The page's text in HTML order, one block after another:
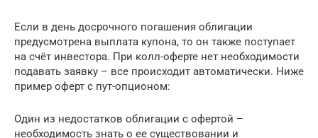
Если в день досрочного погашения облигации
предусмотрена выплата купона, то он также поступает
на счёт инвестора. При колл-оферте нет необходимости
подавать заявку – все происходит автоматически. Ниже
пример оферт с пут-опционом:
Один из недостатков облигации с офертой –
необходимость знать о ее существовании и